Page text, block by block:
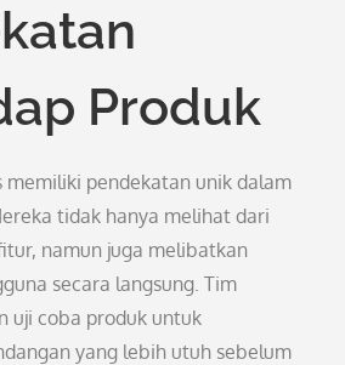
Produk
memiliki pendekatan unik dalam
tidak hanya melihat dari
namun juga melibatkan
secara langsung. Tim
uji coba produk untuk
yang lebih utuh sebelum